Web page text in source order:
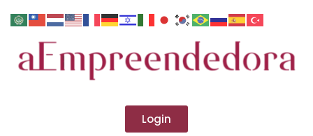
Login